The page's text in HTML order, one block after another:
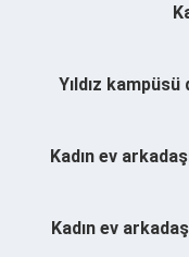
Yıldız
Kadın ev
Kadın ev